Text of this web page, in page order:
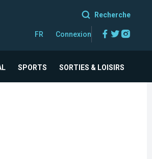
Recherche
FR Connexion Facebook
Twitter
SPORTS SORTIES & LOISIRS